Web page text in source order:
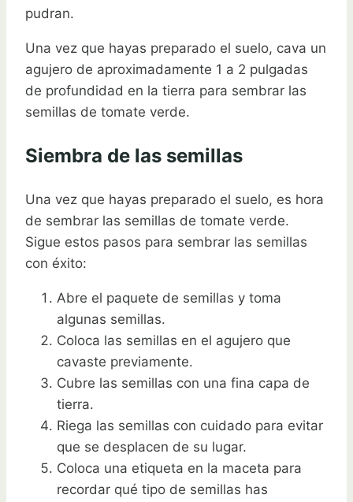
pudran.
Una vez que hayas preparado el suelo, cava un
agujero de aproximadamente 1 a 2 pulgadas
de profundidad en la tierra para sembrar las
semillas de tomate verde.
Siembra de las semillas
Una vez que hayas preparado el suelo, es hora
de sembrar las semillas de tomate verde.
Sigue estos pasos para sembrar las semillas
con éxito:
Abre el paquete de semillas y toma
algunas semillas.
Coloca las semillas en el agujero que
cavaste previamente.
Cubre las semillas con una fina capa de
tierra.
Riega las semillas con cuidado para evitar
que se desplacen de su lugar.
Coloca una etiqueta en la maceta para
recordar qué tipo de semillas has